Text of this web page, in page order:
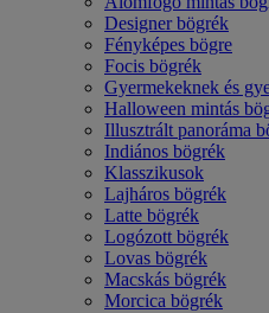
Designer bögrék
Fényképes bögre
Focis bögrék
Gyermekeknek és
Halloween mintás
Illusztrált panoráma
Indiános bögrék
Klasszikusok
Lajháros bögrék
Latte bögrék
Logózott bögrék
Lovas bögrék
Macskás bögrék
Morcica bögrék